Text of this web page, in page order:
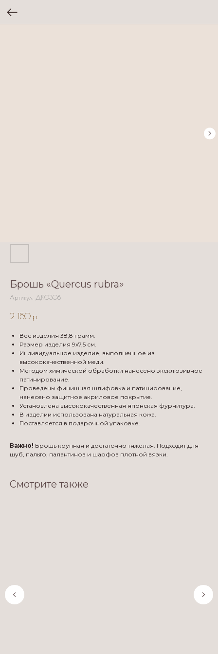
Брошь «Quercus rubra»
Артикул: ДК0308
2 150 р.
Вес изделия 38,8 грамм.
Размер изделия 9х7,5 см.
Индивидуальное изделие, выполненное из
высококачественной меди.
Методом химической обработки нанесено эксклюзивное
патинирование.
Проведены финишная шлифовка и патинирование,
нанесено защитное акриловое покрытие.
Установлена высококачественная японская фурнитура.
В изделии использована натуральная кожа.
Поставляется в подарочной упаковке.
Важно! Брошь крупная и достаточно тяжелая. Подходит для
шуб, пальто, палантинов и шарфов плотной вязки.
Смотрите также